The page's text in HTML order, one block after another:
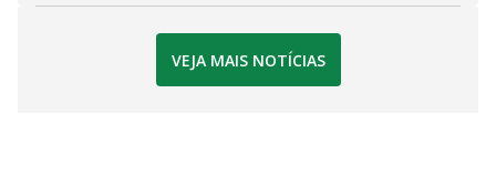
VEJA MAIS NOTÍCIAS